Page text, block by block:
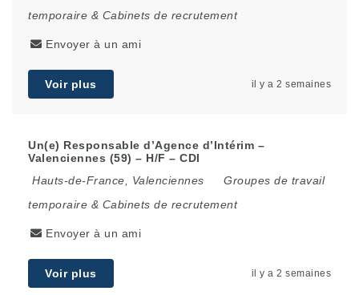
temporaire & Cabinets de recrutement
Envoyer à un ami
Voir plus il y a 2 semaines
Un(e) Responsable d’Agence d’Intérim –
Valenciennes (59) – H/F – CDI
Hauts-de-France
Valenciennes
Groupes de travail
temporaire & Cabinets de recrutement
Envoyer à un ami
Voir plus il y a 2 semaines